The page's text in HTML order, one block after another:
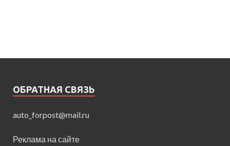
ОБРАТНАЯ СВЯЗЬ
auto_forpost@mail.ru
Реклама на сайте